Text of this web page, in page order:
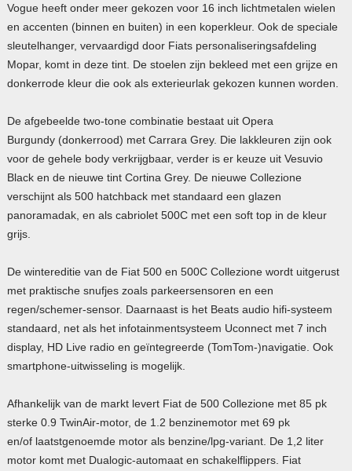
Vogue heeft onder meer gekozen voor 16 inch lichtmetalen wielen
en accenten (binnen en buiten) in een koperkleur. Ook de speciale
sleutelhanger, vervaardigd door Fiats personaliseringsafdeling
Mopar, komt in deze tint. De stoelen zijn bekleed met een grijze en
donkerrode kleur die ook als exterieurlak gekozen kunnen worden.
De afgebeelde two-tone combinatie bestaat uit Opera
Burgundy (donkerrood) met Carrara Grey. Die lakkleuren zijn ook
voor de gehele body verkrijgbaar, verder is er keuze uit Vesuvio
Black en de nieuwe tint Cortina Grey. De nieuwe Collezione
verschijnt als 500 hatchback met standaard een glazen
panoramadak, en als cabriolet 500C met een soft top in de kleur
grijs.
De wintereditie van de Fiat 500 en 500C Collezione wordt uitgerust
met praktische snufjes zoals parkeersensoren en een
regen/schemer-sensor. Daarnaast is het Beats audio hifi-systeem
standaard, net als het infotainmentsysteem Uconnect met 7 inch
display, HD Live radio en geïntegreerde (TomTom-)navigatie. Ook
smartphone-uitwisseling is mogelijk.
Afhankelijk van de markt levert Fiat de 500 Collezione met 85 pk
sterke 0.9 TwinAir-motor, de 1.2 benzinemotor met 69 pk
en/of laatstgenoemde motor als benzine/lpg-variant. De 1,2 liter
motor komt met Dualogic-automaat en schakelflippers. Fiat